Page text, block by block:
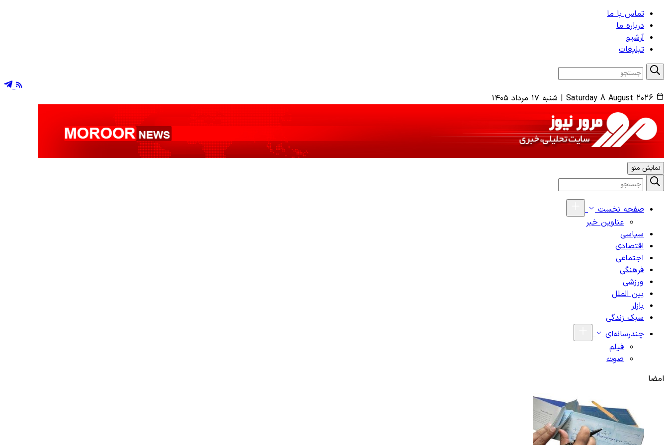
تماس با ما
درباره ما
آرشیو
تبلیغات
Saturday 8 August 2026
| شنبه ۱۷ مرداد ۱۴۰۵
نمایش منو
صفحه نخست
عناوین خبر
سیاسی
اقتصادی
اجتماعی
فرهنگی
ورزشی
بین الملل
بازار
سبک زندگی
چندرسانه‌ای
فیلم
صوت
امضا